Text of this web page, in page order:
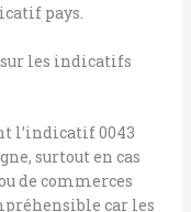
pays.
sur les indicatifs
l’indicatif 0043
surtout en cas
de commerces
car les